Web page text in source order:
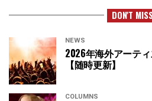
DON'T
NEWS
2026年海外アーテ
【随時更新】
COLUMNS